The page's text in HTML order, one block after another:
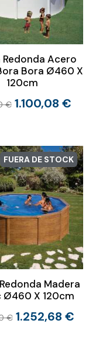
Redonda Acero
Bora Ø460 X
120cm
€ 1.100,08 €
FUERA DE STOCK
Madera
Ø460 X 120cm
€ 1.252,68 €